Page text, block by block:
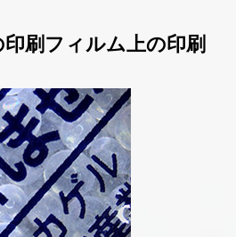
刷フィルム上の印刷